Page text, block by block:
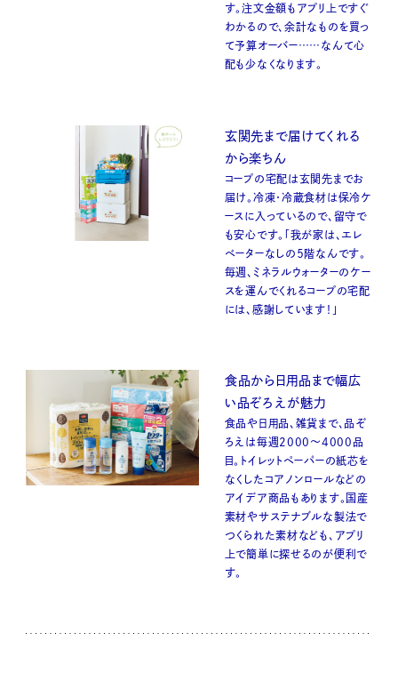
す。注文金額もアプリ上ですぐ
わかるので、余計なものを買っ
て予算オーバー……なんて心
配も少なくなります。
玄関先まで届けてくれる
から楽ちん
コープの宅配は玄関先までお
届け。冷凍・冷蔵食材は保冷ケ
ースに入っているので、留守で
も安心です。「我が家は、エレ
ベーターなしの５階なんです。
毎週、ミネラルウォーターのケー
スを運んでくれるコープの宅配
には、感謝しています！」
食品から日用品まで幅広
い品ぞろえが魅力
食品や日用品、雑貨まで、品ぞ
ろえは毎週2000～4000品
目。トイレットペーパーの紙芯を
なくしたコアノンロールなどの
アイデア商品もあります。国産
素材やサステナブルな製法で
つくられた素材なども、アプリ
上で簡単に探せるのが便利で
す。